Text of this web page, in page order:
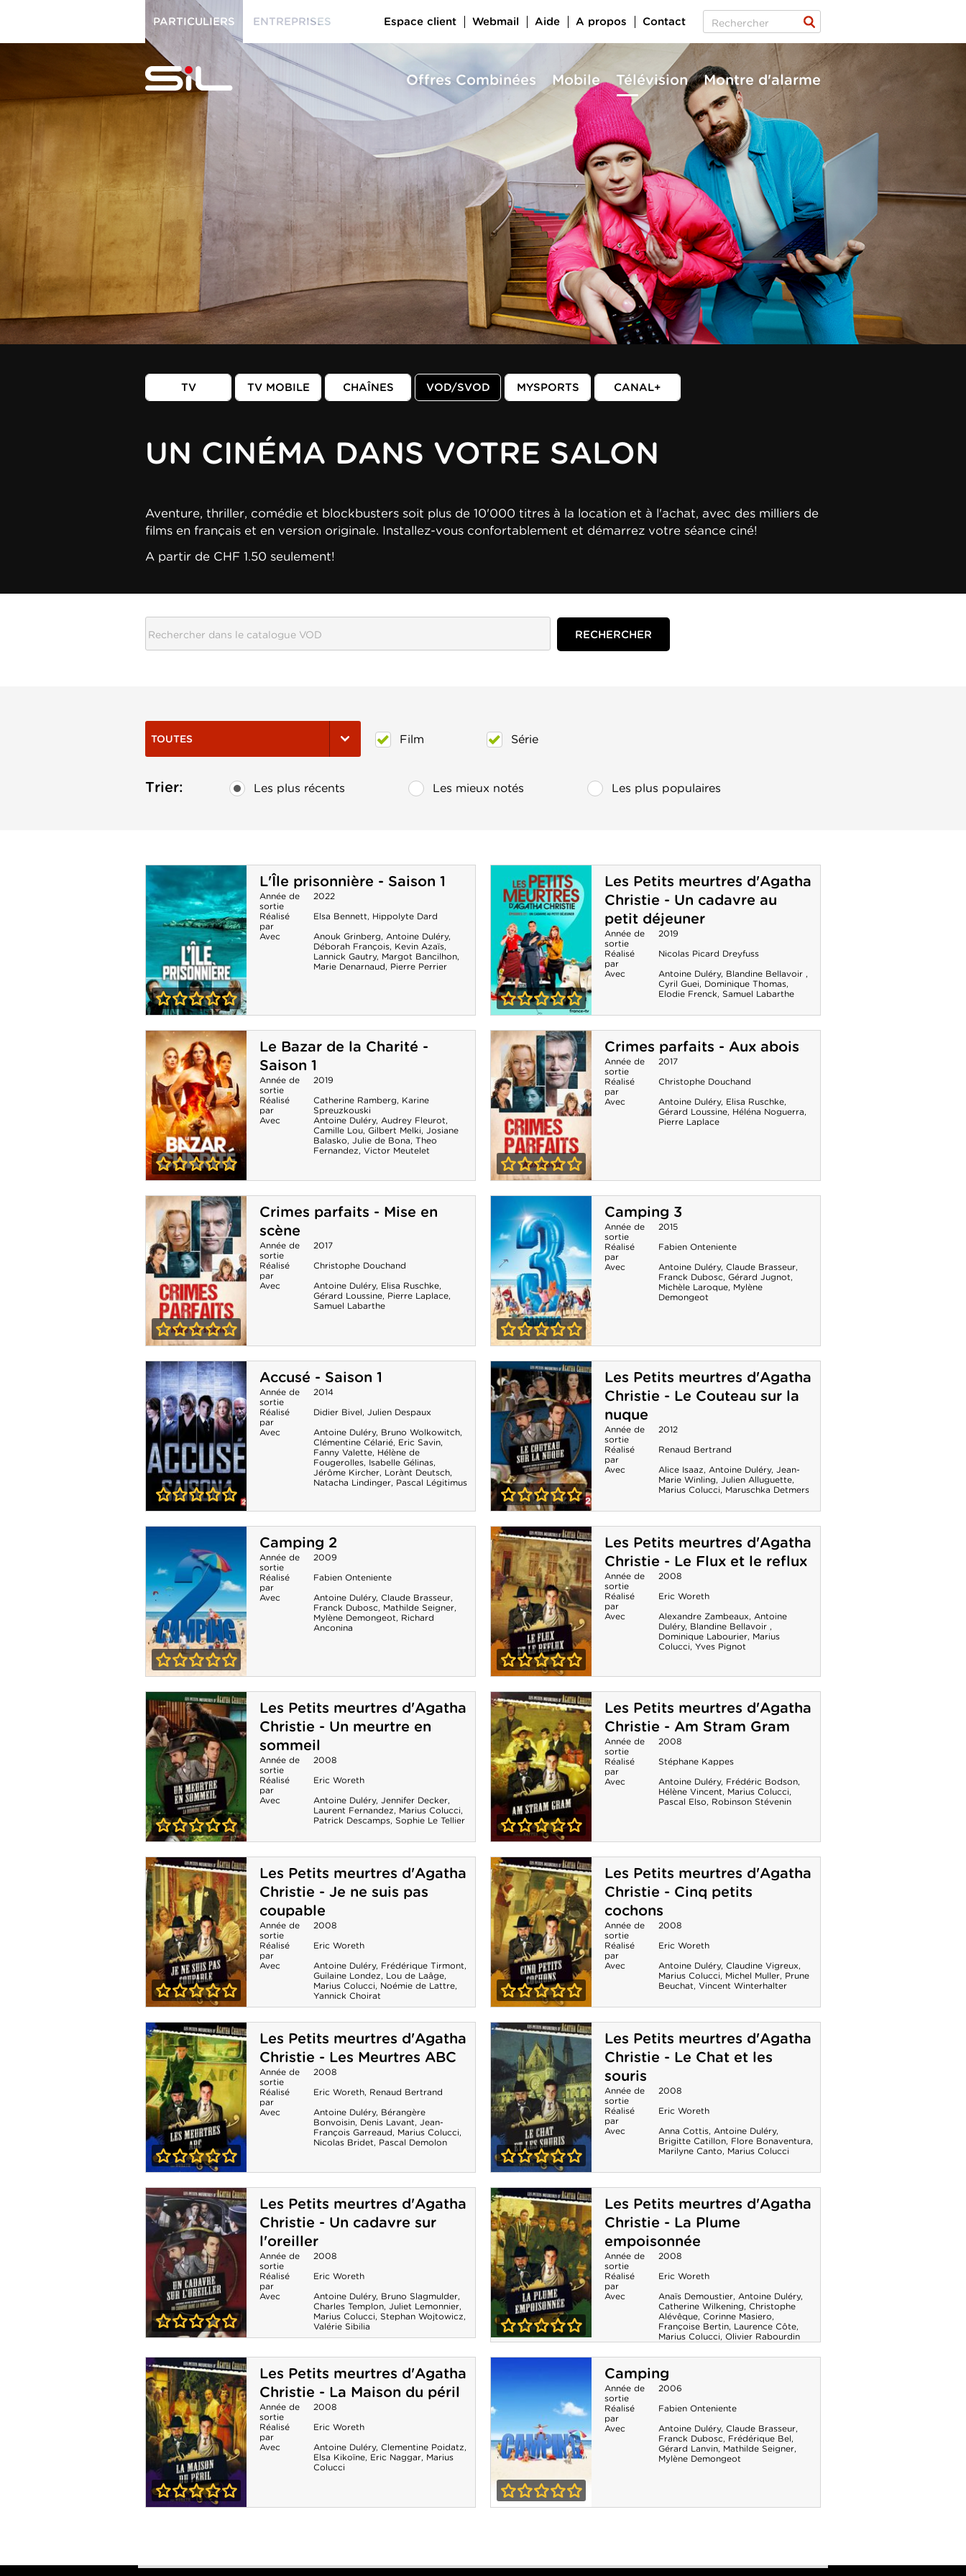
SiL
multimédia
TV TV MOBILE CHAÎNES VOD/SVOD MYSPORTS CANAL+
UN CINÉMA DANS VOTRE SALON
Aventure, thriller, comédie et blockbusters soit plus de 10'000 titres à la location et à l'achat, avec des milliers de
films en français et en version originale. Installez-vous confortablement et démarrez votre séance ciné!
A partir de CHF 1.50 seulement!
TOUTES Film Série
Trier: Les plus récents Les mieux notés Les plus populaires
L'Île prisonnière - Saison 1
L'Île prisonnière
- Saison 1
Année de
sortie
2022
Réalisé
par
Elsa Bennett, Hippolyte Dard
Avec
Anouk Grinberg, Antoine Duléry,
Déborah François, Kevin Azaïs,
Lannick Gautry, Margot Bancilhon,
Marie Denarnaud, Pierre Perrier
Les Petits meurtres d'Agatha
Christie - Un cadavre au
petit déjeuner
Les Petits
meurtres
d'Agatha
Christie - Un
cadavre au petit
déjeuner
Année de
sortie
2019
Réalisé
par
Nicolas Picard Dreyfuss
Avec
Antoine Duléry, Blandine Bellavoir ,
Cyril Guei, Dominique Thomas,
Elodie Frenck, Samuel Labarthe
Le Bazar de la Charité -
Saison 1
Le Bazar de la
Charité - Saison
1
Année de
sortie
2019
Réalisé
par
Catherine Ramberg, Karine
Spreuzkouski
Avec
Antoine Duléry, Audrey Fleurot,
Camille Lou, Gilbert Melki, Josiane
Balasko, Julie de Bona, Theo
Fernandez, Victor Meutelet
Crimes parfaits - Aux abois
Crimes parfaits -
Aux abois
Année de
sortie
2017
Réalisé
par
Christophe Douchand
Avec
Antoine Duléry, Elisa Ruschke,
Gérard Loussine, Héléna Noguerra,
Pierre Laplace
Crimes parfaits - Mise en
scène
Crimes parfaits -
Mise en scène
Année de
sortie
2017
Réalisé
par
Christophe Douchand
Avec
Antoine Duléry, Elisa Ruschke,
Gérard Loussine, Pierre Laplace,
Samuel Labarthe
Camping 3
Camping 3
Année de
sortie
2015
Réalisé
par
Fabien Onteniente
Avec
Antoine Duléry, Claude Brasseur,
Franck Dubosc, Gérard Jugnot,
Michèle Laroque, Mylène
Demongeot
Accusé - Saison 1
Accusé - Saison
Année de
sortie
2014
Réalisé
par
Didier Bivel, Julien Despaux
Avec
Antoine Duléry, Bruno Wolkowitch,
Clémentine Célarié, Eric Savin,
Fanny Valette, Hélène de
Fougerolles, Isabelle Gélinas,
Jérôme Kircher, Lorànt Deutsch,
Natacha Lindinger, Pascal Légitimus
Les Petits meurtres d'Agatha
Christie - Le Couteau sur la
nuque
Les Petits
meurtres
d'Agatha
Christie - Le
Couteau sur la
nuque
Année de
sortie
2012
Réalisé
par
Renaud Bertrand
Avec
Alice Isaaz, Antoine Duléry, Jean-
Marie Winling, Julien Alluguette,
Marius Colucci, Maruschka Detmers
Camping 2
Camping 2
Année de
sortie
2009
Réalisé
par
Fabien Onteniente
Avec
Antoine Duléry, Claude Brasseur,
Franck Dubosc, Mathilde Seigner,
Mylène Demongeot, Richard
Anconina
Les Petits meurtres d'Agatha
Christie - Le Flux et le reflux
Les Petits
meurtres
d'Agatha
Christie - Le
Flux et le reflux
Année de
sortie
2008
Réalisé
par
Eric Woreth
Avec
Alexandre Zambeaux, Antoine
Duléry, Blandine Bellavoir ,
Dominique Labourier, Marius
Colucci, Yves Pignot
Les Petits meurtres d'Agatha
Christie - Un meurtre en
sommeil
Les Petits
meurtres
d'Agatha
Christie - Un
meurtre en
sommeil
Année de
sortie
2008
Réalisé
par
Eric Woreth
Avec
Antoine Duléry, Jennifer Decker,
Laurent Fernandez, Marius Colucci,
Patrick Descamps, Sophie Le Tellier
Les Petits meurtres d'Agatha
Christie - Am Stram Gram
Les Petits
meurtres
d'Agatha
Christie - Am
Stram Gram
Année de
sortie
2008
Réalisé
par
Stéphane Kappes
Avec
Antoine Duléry, Frédéric Bodson,
Hélène Vincent, Marius Colucci,
Pascal Elso, Robinson Stévenin
Les Petits meurtres d'Agatha
Christie - Je ne suis pas
coupable
Les Petits
meurtres
d'Agatha
Christie - Je ne
suis pas
coupable
Année de
sortie
2008
Réalisé
par
Eric Woreth
Avec
Antoine Duléry, Frédérique Tirmont,
Guilaine Londez, Lou de Laâge,
Marius Colucci, Noémie de Lattre,
Yannick Choirat
Les Petits meurtres d'Agatha
Christie - Cinq petits
cochons
Les Petits
meurtres
d'Agatha
Christie - Cinq
petits cochons
Année de
sortie
2008
Réalisé
par
Eric Woreth
Avec
Antoine Duléry, Claudine Vigreux,
Marius Colucci, Michel Muller, Prune
Beuchat, Vincent Winterhalter
Les Petits meurtres d'Agatha
Christie - Les Meurtres ABC
Les Petits
meurtres
d'Agatha
Christie - Les
Meurtres ABC
Année de
sortie
2008
Réalisé
par
Eric Woreth, Renaud Bertrand
Avec
Antoine Duléry, Bérangère
Bonvoisin, Denis Lavant, Jean-
François Garreaud, Marius Colucci,
Nicolas Bridet, Pascal Demolon
Les Petits meurtres d'Agatha
Christie - Le Chat et les
souris
Les Petits
meurtres
d'Agatha
Christie - Le
Chat et les
souris
Année de
sortie
2008
Réalisé
par
Eric Woreth
Avec
Anna Cottis, Antoine Duléry,
Brigitte Catillon, Flore Bonaventura,
Marilyne Canto, Marius Colucci
Les Petits meurtres d'Agatha
Christie - Un cadavre sur
l'oreiller
meurtres
d'Agatha
Christie - Un
cadavre sur
l'oreiller
Année de
sortie
2008
Réalisé
par
Eric Woreth
Avec
Antoine Duléry, Bruno Slagmulder,
Charles Templon, Juliet Lemonnier,
Marius Colucci, Stephan Wojtowicz,
Valérie Sibilia
Les Petits meurtres d'Agatha
Christie - La Plume
empoisonnée
meurtres
Christie - La
Plume
Année de
sortie
2008
Réalisé
par
Eric Woreth
Avec
Anaïs Demoustier, Antoine Duléry,
Catherine Wilkening, Christophe
Alévêque, Corinne Masiero,
Françoise Bertin, Laurence Côte,
Marius Colucci, Olivier Rabourdin
Les Petits meurtres d'Agatha
Christie - La Maison du péril
d'Agatha
Année de
sortie
2008
Réalisé
par
Eric Woreth
Avec
Antoine Duléry, Clementine Poidatz,
Elsa Kikoïne, Eric Naggar, Marius
Colucci
Camping
Année de
sortie
2006
Réalisé
par
Fabien Onteniente
Avec
Antoine Duléry, Claude Brasseur,
Franck Dubosc, Frédérique Bel,
Gérard Lanvin, Mathilde Seigner,
Mylène Demongeot
PARTICULIERS
PARTICULIERS
Offres Combinées Mobile Télévision Montre d'alarme
ENTREPRISES
ENTREPRISES
Espace client Webmail Aide A propos Contact